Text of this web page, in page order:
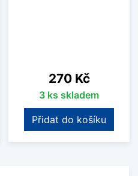
Cena
270 Kč
3 ks skladem
Přidat do košíku